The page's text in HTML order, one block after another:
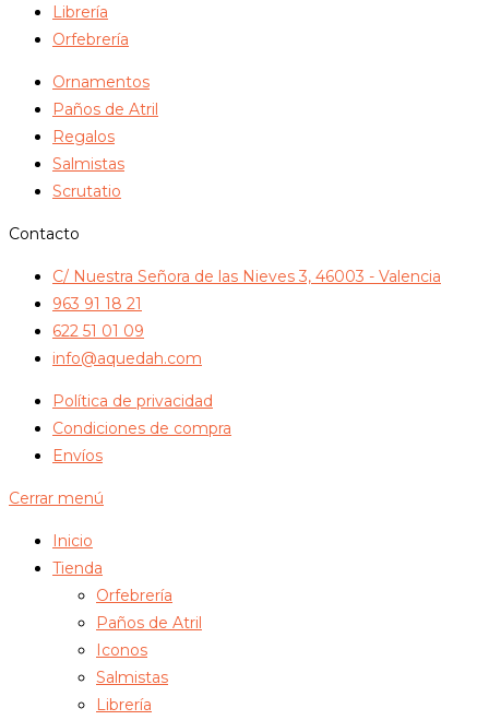
Librería
Orfebrería
Ornamentos
Paños de Atril
Regalos
Salmistas
Scrutatio
Contacto
C/ Nuestra Señora de las Nieves 3, 46003 - Valencia
963 91 18 21
622 51 01 09
info@aquedah.com
Política de privacidad
Condiciones de compra
Envíos
Cerrar menú
Inicio
Tienda
Orfebrería
Paños de Atril
Iconos
Salmistas
Librería